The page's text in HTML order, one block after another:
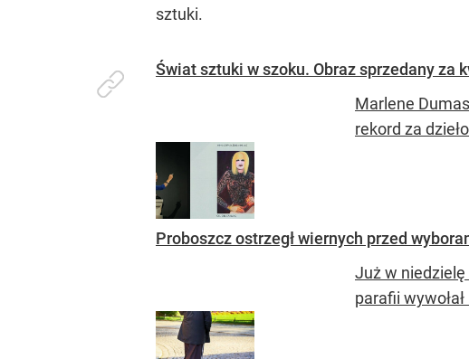
sztuki.
Świat sztuki w szoku. Obraz sprzedany za
Marlene
rekord za
Proboszcz ostrzegł wiernych przed
Już w
parafii